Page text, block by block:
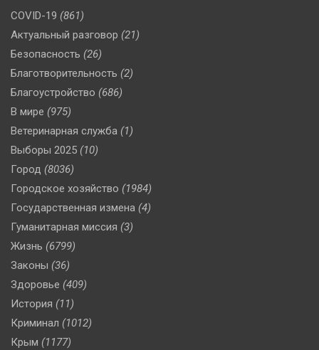
COVID-19 (861)
Актуальный разговор (21)
Безопасность (26)
Благотворительность (2)
Благоустройство (686)
В мире (975)
Ветеринарная служба (1)
Выборы 2025 (10)
Город (8036)
Городское хозяйство (1984)
Государственная измена (4)
Гуманитарная миссия (3)
Жизнь (6799)
Законы (36)
Здоровье (409)
История (11)
Криминал (1012)
Крым (1177)